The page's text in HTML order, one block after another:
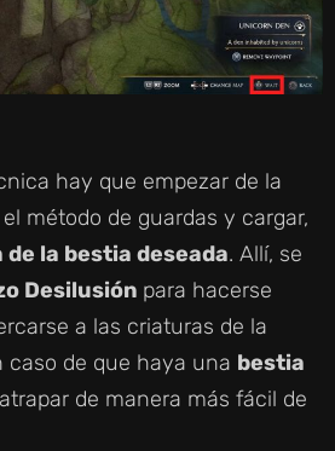
hay que empezar de la
método de guardas y cargar,
la bestia deseada. Allí, se
Desilusión para hacerse
a las criaturas de la
caso de que haya una bestia
de manera más fácil de